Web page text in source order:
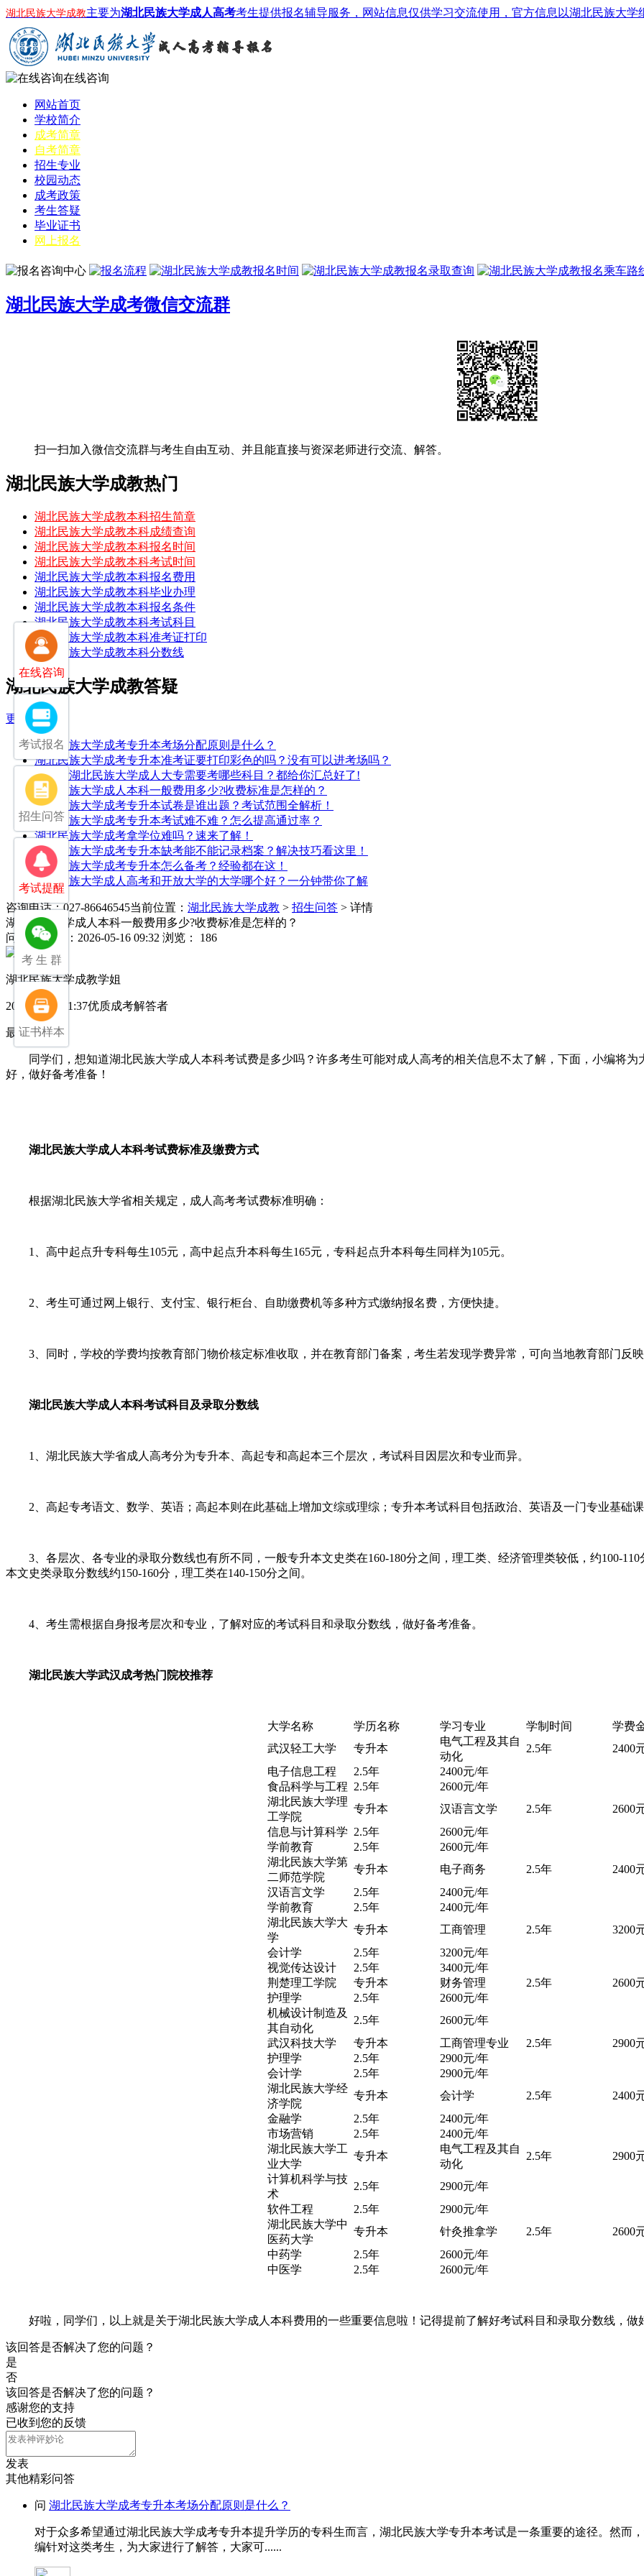
湖北民族大学成教主要为湖北民族大学成人高考考生提供报名辅导服务，网站信息仅供学习交流使用，官方信息以湖北民族大学
在线咨询
网站首页
学校简介
成考简章
自考简章
招生专业
校园动态
成考政策
考生答疑
毕业证书
网上报名
湖北民族大学成考微信交流群
扫一扫加入微信交流群与考生自由互动、并且能直接与资深老师进行交流、解答。
湖北民族大学成教热门
湖北民族大学成教本科招生简章
湖北民族大学成教本科成绩查询
湖北民族大学成教本科报名时间
湖北民族大学成教本科考试时间
湖北民族大学成教本科报名费用
湖北民族大学成教本科毕业办理
湖北民族大学成教本科报名条件
湖北民族大学成教本科考试科目
湖北民族大学成教本科准考证打印
湖北民族大学成教本科分数线
湖北民族大学成教答疑
更多>>
湖北民族大学成考专升本考场分配原则是什么？
湖北民族大学成考专升本准考证要打印彩色的吗？没有可以进考场吗？
中专考湖北民族大学成人大专需要考哪些科目？都给你汇总好了!
湖北民族大学成人本科一般费用多少?收费标准是怎样的？
湖北民族大学成考专升本试卷是谁出题？考试范围全解析！
湖北民族大学成考专升本考试难不难？怎么提高通过率？
湖北民族大学成考拿学位难吗？速来了解！
湖北民族大学成考专升本缺考能不能记录档案？解决技巧看这里！
湖北民族大学成考专升本怎么备考？经验都在这！
湖北民族大学成人高考和开放大学的大学哪个好？一分钟带你了解
咨询电话：027-86646545当前位置： 湖北民族大学成教 > 招生问答 > 详情
湖北民族大学成人本科一般费用多少?收费标准是怎样的？
问
发布日期：2026-05-16 09:32 浏览： 186
湖北民族大学成教学姐
2026-05-16 11:37优质成考解答者
最佳答案：
同学们，想知道湖北民族大学成人本科考试费是多少吗？许多考生可能对成人高考的相关信息不太了解，下面，小编将为
好，做好备考准备！
湖北民族大学成人本科考试费标准及缴费方式
根据湖北民族大学省相关规定，成人高考考试费标准明确：
1、高中起点升专科每生105元，高中起点升本科每生165元，专科起点升本科每生同样为105元。
2、考生可通过网上银行、支付宝、银行柜台、自助缴费机等多种方式缴纳报名费，方便快捷。
3、同时，学校的学费均按教育部门物价核定标准收取，并在教育部门备案，考生若发现学费异常，可向当地教育部门反映
湖北民族大学成人本科考试科目及录取分数线
1、湖北民族大学省成人高考分为专升本、高起专和高起本三个层次，考试科目因层次和专业而异。
2、高起专考语文、数学、英语；高起本则在此基础上增加文综或理综；专升本考试科目包括政治、英语及一门专业基础课
3、各层次、各专业的录取分数线也有所不同，一般专升本文史类在160-180分之间，理工类、经济管理类较低，约100-110
本文史类录取分数线约150-160分，理工类在140-150分之间。
4、考生需根据自身报考层次和专业，了解对应的考试科目和录取分数线，做好备考准备。
湖北民族大学武汉成考热门院校推荐
大学名称 学历名称 学习专业 学制时间
学费
武汉轻工大学
专升本
电气工程及其自
动化
2.5年
2400
电子信息工程
2.5年
2400元/年
食品科学与工程 2.5年
2600元/年
湖北民族大学理
工学院
专升本 汉语言文学 2.5年
2600
信息与计算科学 2.5年
2600元/年
学前教育
2.5年
2600元/年
湖北民族大学第
二师范学院
专升本 电子商务 2.5年
2400
汉语言文学
2.5年
2400元/年
学前教育
2.5年
2400元/年
湖北民族大学大
学
专升本 工商管理 2.5年
3200
会计学
2.5年
3200元/年
视觉传达设计
2.5年
3400元/年
荆楚理工学院
专升本 财务管理 2.5年
2600
护理学
2.5年
2600元/年
机械设计制造及
其自动化
2.5年
2600元/年
武汉科技大学
专升本 工商管理专业 2.5年
2900
护理学
2.5年
2900元/年
会计学
2.5年
2900元/年
湖北民族大学经
济学院
专升本 会计学 2.5年
2400
金融学
2.5年
2400元/年
市场营销
2.5年
2400元/年
湖北民族大学工
业大学
专升本
电气工程及其自
动化
2.5年
2900
计算机科学与技
术
2.5年
2900元/年
软件工程
2.5年
2900元/年
湖北民族大学中
医药大学
专升本 针灸推拿学 2.5年
2600
中药学
2.5年
2600元/年
中医学
2.5年 2600元/年
好啦，同学们，以上就是关于湖北民族大学成人本科费用的一些重要信息啦！记得提前了解好考试科目和录取分数线，做
该回答是否解决了您的问题？
是
否
该回答是否解决了您的问题？
感谢您的支持
已收到您的反馈
发表
其他精彩问答
问 湖北民族大学成考专升本考场分配原则是什么？
对于众多希望通过湖北民族大学成考专升本提升学历的专科生而言，湖北民族大学专升本考试是一条重要的途径。然而
编针对这类考生，为大家进行了解答，大家可......
在线咨询
考试报名
招生问答
考试提醒
考 生 群
证书样本